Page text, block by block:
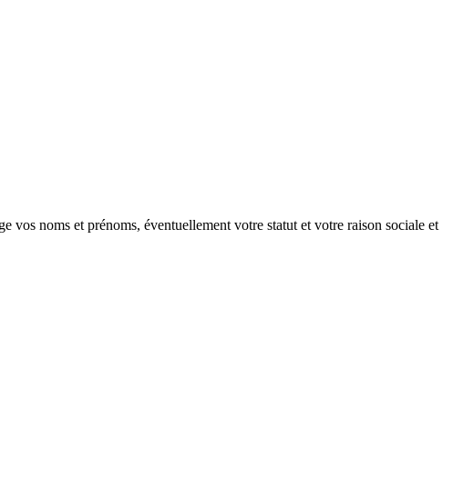
vos noms et prénoms, éventuellement votre statut et votre raison sociale et